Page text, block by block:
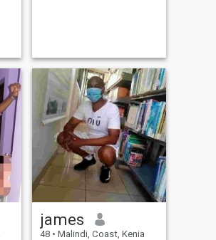
james
48 • Malindi, Coast, Kenia